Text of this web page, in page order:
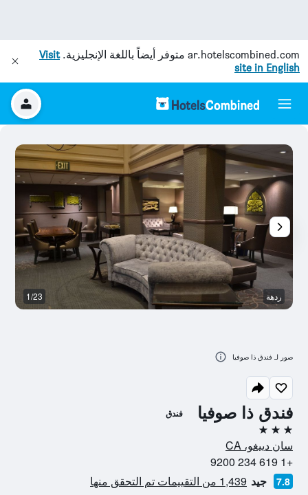
ar.hotelscombined.com متوفر أيضاً باللغة الإنجليزية.Visit
site in English
فندق ذا صوفيا فندق
3 نجوم
سان دييغو، CA
+1 619 234 9200
7.8 جيد 1,439 من التقييمات تم التحقق منها
ردهة 1/23
صور لـ فندق ذا صوفيا